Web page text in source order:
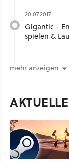
20.07.2017
Gigantic -
spielen &
mehr anzeigen